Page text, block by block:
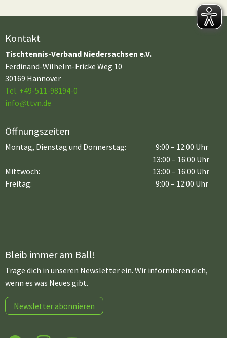
Kontakt
Tischtennis-Verband Niedersachsen e.V.
Ferdinand-Wilhelm-Fricke Weg 10
30169 Hannover
Tel. +49-511-98194-0
info@ttvn.de
Öffnungszeiten
Montag, Dienstag und Donnerstag:
9:00 – 12:00 Uhr
13:00 – 16:00 Uhr
Mittwoch:
Freitag:
13:00 – 16:00 Uhr
9:00 – 12:00 Uhr
Bleib immer am Ball!
Trage dich in unseren Newsletter ein. Wir informieren dich,
wenn es was Neues gibt.
Newsletter abonnieren